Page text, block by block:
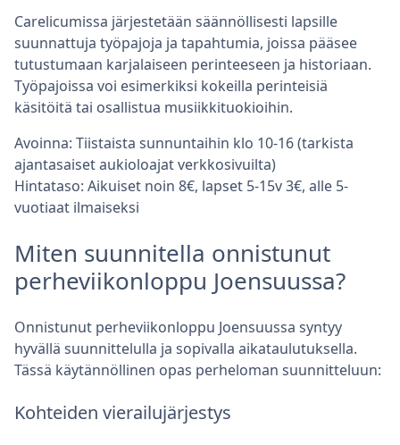
Carelicumissa järjestetään säännöllisesti lapsille
suunnattuja työpajoja ja tapahtumia, joissa pääsee
tutustumaan karjalaiseen perinteeseen ja historiaan.
Työpajoissa voi esimerkiksi kokeilla perinteisiä
käsitöitä tai osallistua musiikkituokioihin.
Avoinna: Tiistaista sunnuntaihin klo 10-16 (tarkista
ajantasaiset aukioloajat verkkosivuilta)
Hintataso: Aikuiset noin 8€, lapset 5-15v 3€, alle 5-
vuotiaat ilmaiseksi
Miten suunnitella onnistunut
perheviikonloppu Joensuussa?
Onnistunut perheviikonloppu Joensuussa syntyy
hyvällä suunnittelulla ja sopivalla aikataulutuksella.
Tässä käytännöllinen opas perheloman suunnitteluun:
Kohteiden vierailujärjestys